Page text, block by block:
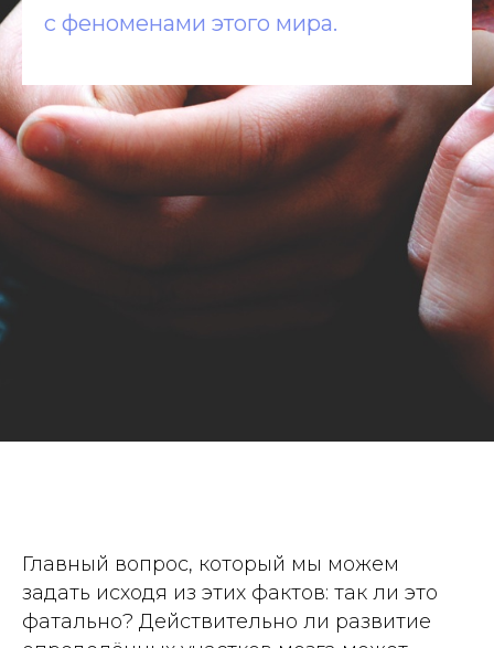
с феноменами этого мира.
Главный вопрос, который мы можем
задать исходя из этих фактов: так ли это
фатально? Действительно ли развитие